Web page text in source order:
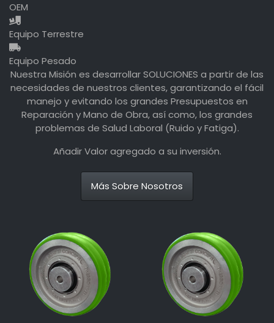
OEM
Equipo Terrestre
Equipo Pesado
Nuestra Misión es desarrollar SOLUCIONES a partir de las
necesidades de nuestros clientes, garantizando el fácil
manejo y evitando los grandes Presupuestos en
Reparación y Mano de Obra, así como, los grandes
problemas de Salud Laboral (Ruido y Fatiga).
Añadir Valor agregado a su inversión.
Más Sobre Nosotros